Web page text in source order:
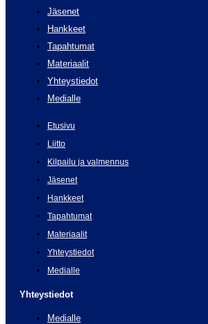
Jäsenet
Hankkeet
Tapahtumat
Materiaalit
Yhteystiedot
Medialle
Etusivu
Liitto
Kilpailu ja valmennus
Jäsenet
Hankkeet
Tapahtumat
Materiaalit
Yhteystiedot
Medialle
Yhteystiedot
Medialle